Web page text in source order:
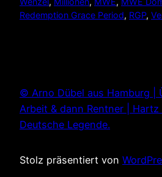
Redemption Grace Period, RGP,
© Arno Dübel aus Hamburg |
Arbeit & dann Rentner | Hartz
Deutsche Legende.
Stolz präsentiert von